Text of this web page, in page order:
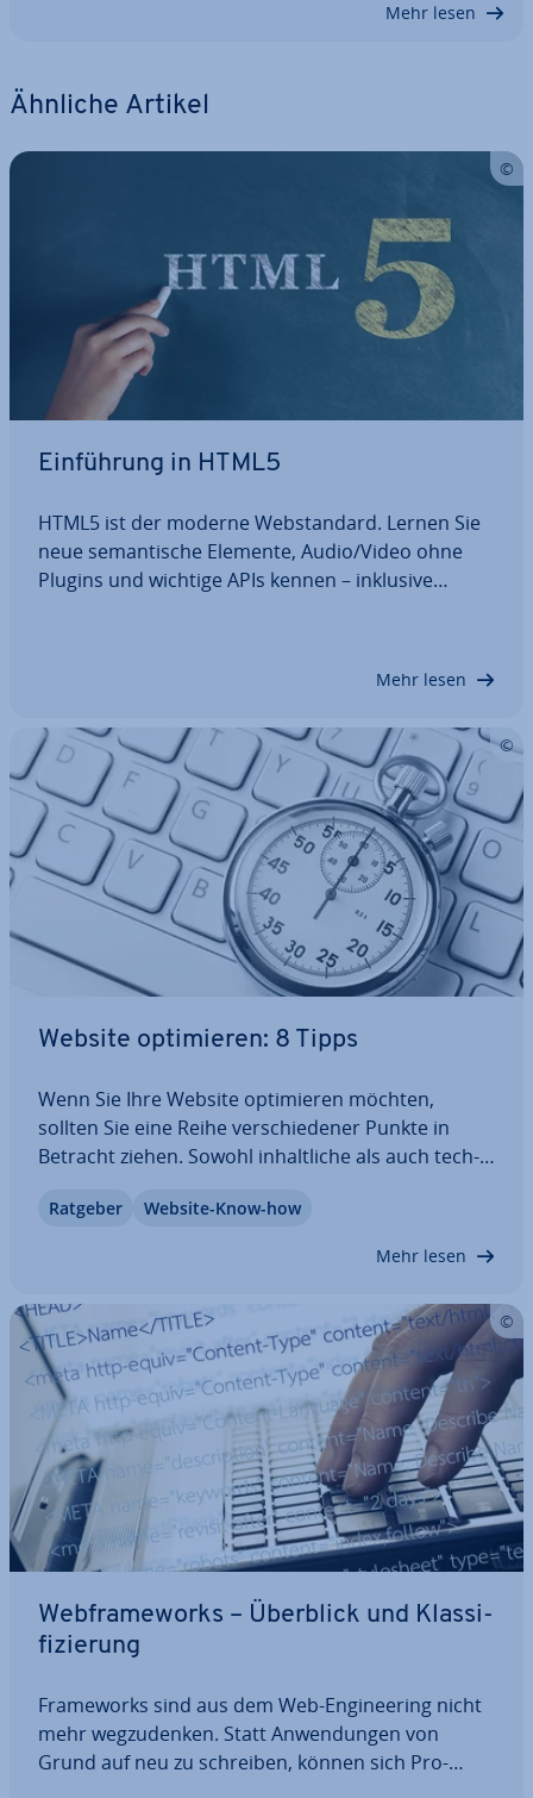
Mehr lesen
Ähnliche Artikel
Ein­füh­rung in HTML5
HTML5 ist der moderne Web­stan­dard. Lernen Sie
neue se­man­ti­sche Elemente, Audio/Video ohne
Plugins und wichtige APIs kennen – inklusive
Mehr lesen
Website op­ti­mie­ren: 8 Tipps
Wenn Sie Ihre Website op­ti­mie­ren möchten,
sollten Sie eine Reihe ver­schie­de­ner Punkte in
Betracht ziehen. Sowohl in­halt­li­che als auch tech­
große Rolle, wenn es darum geht, Ihre Website
Ratgeber Website-Know-how
Mehr lesen
Web­frame­works – Überblick und Klas­si­
fi­zie­rung
Frame­works sind aus dem Web-En­gi­nee­ring nicht
mehr weg­zu­den­ken. Statt An­wen­dun­gen von
Grund auf neu zu schreiben, können sich Pro­